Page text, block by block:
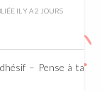
IL Y A 2 JOURS
– Pense à ta